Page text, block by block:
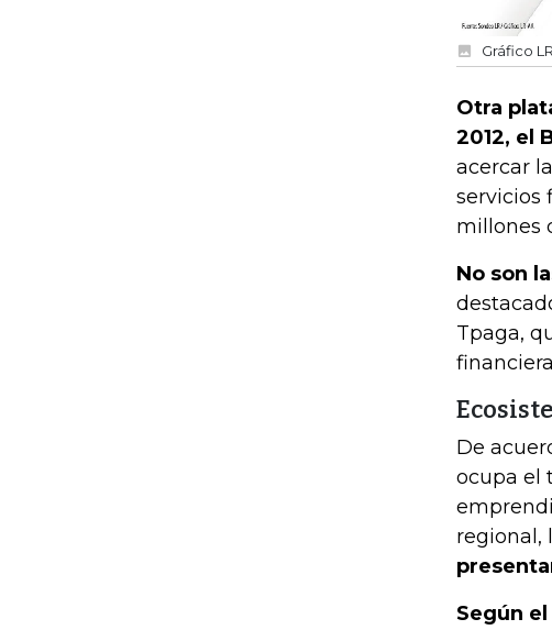
Gráfico LR
Otra
2012, el
acercar
servicios
millones
No son
Tpaga,
De
ocupa el
regional,
Según